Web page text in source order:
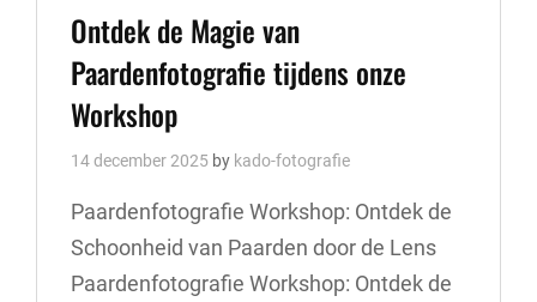
Links
Ontdek de Magie van
Paardenfotografie tijdens onze
Workshop
14 december 2025 by kado-fotografie
Paardenfotografie Workshop: Ontdek de
Schoonheid van Paarden door de Lens
Paardenfotografie Workshop: Ontdek de